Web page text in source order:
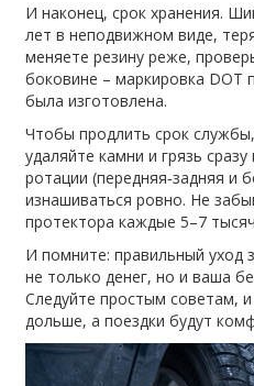
И наконец, срок хранения.
лет в неподвижном виде,
меняете резину реже,
боковине – маркировка DOT
была изготовлена.
Чтобы продлить срок
удаляйте камни и грязь
ротации (передняя‑задняя и
изнашиваться ровно. Не
протектора каждые 5–7
И помните: правильный уход
не только денег, но и ваша
Следуйте простым советам,
дольше, а поездки будут